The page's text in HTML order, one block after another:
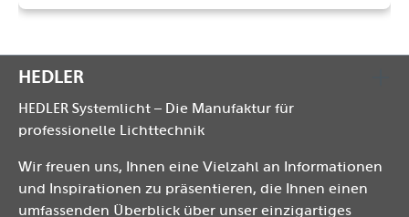
HEDLER
HEDLER Systemlicht – Die Manufaktur für
professionelle Lichttechnik
Wir freuen uns, Ihnen eine Vielzahl an Informationen
und Inspirationen zu präsentieren, die Ihnen einen
umfassenden Überblick über unser einzigartiges